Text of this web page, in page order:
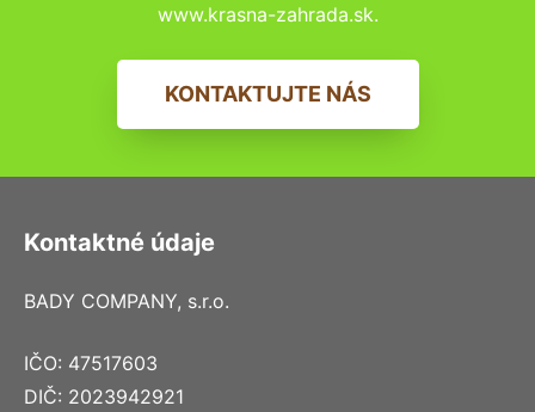
www.krasna-zahrada.sk.
KONTAKTUJTE NÁS
Kontaktné údaje
BADY COMPANY, s.r.o.
IČO: 47517603
DIČ: 2023942921